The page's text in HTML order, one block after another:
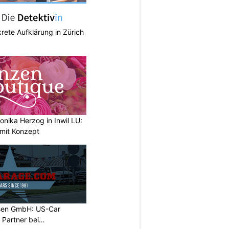
Aufklärung in Zürich
Herzog in Inwil LU:
Konzept
GmbH: US-Car
Partner bei